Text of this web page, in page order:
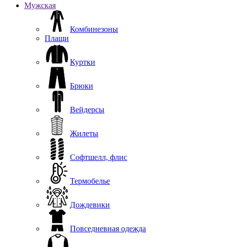
Мужская
Комбинезоны
Плащи
Куртки
Брюки
Вейдерсы
Жилеты
Софтшелл, флис
Термобелье
Дождевики
Повседневная одежда